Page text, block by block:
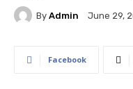
By Admin June 29,
Facebook